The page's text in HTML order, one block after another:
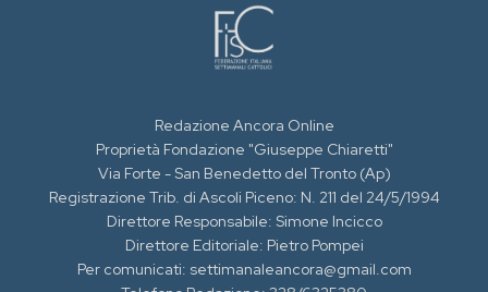
Redazione Ancora Online
Proprietà Fondazione "Giuseppe Chiaretti"
Via Forte - San Benedetto del Tronto (Ap)
Registrazione Trib. di Ascoli Piceno: N. 211 del 24/5/1994
Direttore Responsabile: Simone Incicco
Direttore Editoriale: Pietro Pompei
Per comunicati: settimanaleancora@gmail.com